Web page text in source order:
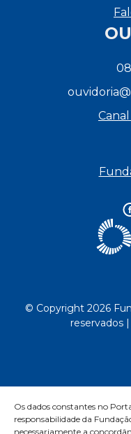
© Copyright 2026
reservados |
Os dados constantes no
responsabilidade da
necessariamente a